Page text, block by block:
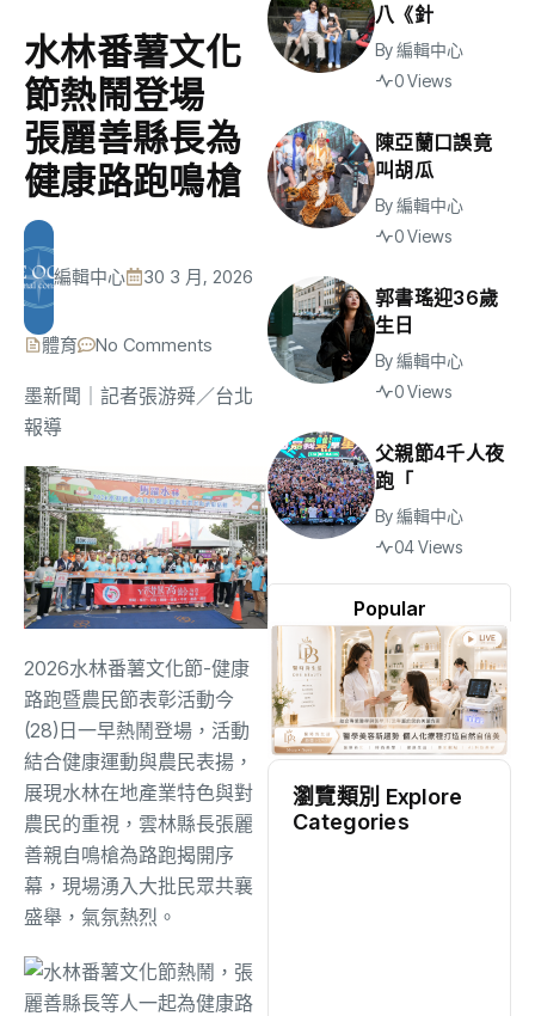
水林番薯文化
節熱鬧登場
張麗善縣長為
健康路跑鳴槍
編輯中心 30 3 月, 2026
體育 No Comments
墨新聞 ｜記者張游舜／台北
報導
2026水林番薯文化節-健康
路跑暨農民節表彰活動今
(28)日一早熱鬧登場，活動
結合健康運動與農民表揚，
展現水林在地產業特色與對
農民的重視，雲林縣長張麗
善親自鳴槍為路跑揭開序
幕，現場湧入大批民眾共襄
盛舉，氣氛熱烈。
Popular
八《針
By編輯中心
0 Views
陳亞蘭口誤竟
叫胡瓜
By編輯中心
0 Views
郭書瑤迎36歲
生日
By編輯中心
0 Views
父親節4千人夜
跑「
By編輯中心
04 Views
瀏覽類別 Explore
Categories